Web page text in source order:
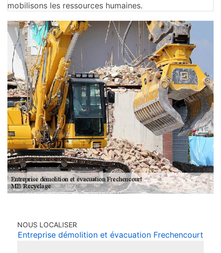
mobilisons les ressources humaines.
NOUS LOCALISER
Entreprise démolition et évacuation Frechencourt